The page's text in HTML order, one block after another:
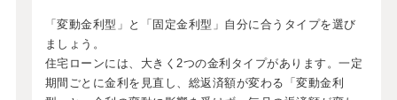
「変動金利型」と「固定金利型」自分に合うタイプを選び
ましょう。
住宅ローンには、大きく2つの金利タイプがあります。一定
期間ごとに金利を見直し、総返済額が変わる「変動金利